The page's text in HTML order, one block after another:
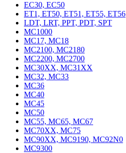
EC30, EC50
ET1, ET50, ET51, ET55, ET56
LDT, LRT, PPT, PDT, SPT
MC1000
MC17, MC18
MC2100, MC2180
MC2200, MC2700
MC30XX, MC31XX
MC32, MC33
MC36
MC40
MC45
MC50
MC55, MC65, MC67
MC70XX, MC75
MC90XX, MC9190, MC92N0
MC9300